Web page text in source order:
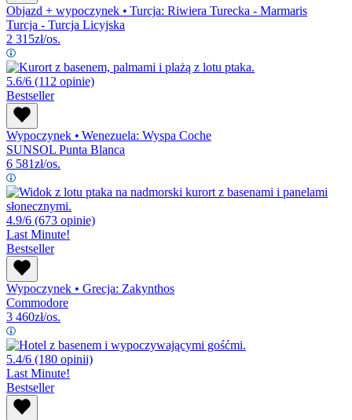
Objazd + wypoczynek • Turcja: Riwiera Turecka - Marmaris
Turcja - Turcja Licyjska
2 315zł/os.
5.6/6 (112 opinie)
Bestseller
Wypoczynek • Wenezuela: Wyspa Coche
SUNSOL Punta Blanca
6 581zł/os.
4.9/6 (673 opinie)
Last Minute!
Bestseller
Wypoczynek • Grecja: Zakynthos
Commodore
3 460zł/os.
5.4/6 (180 opinii)
Last Minute!
Bestseller